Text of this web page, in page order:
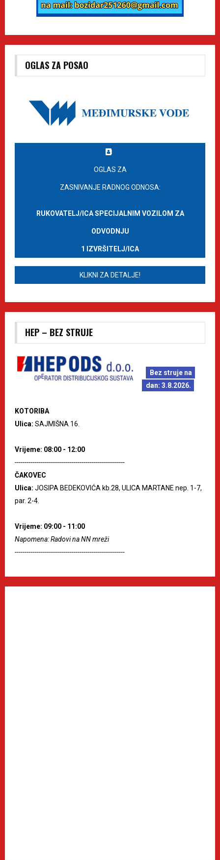
OGLAS ZA POSAO
OGLAS ZA
ZASNIVANJE RADNOG ODNOSA:
RUKOVATELJ/ICA SPECIJALNIM VOZILOM ZA
ODVODNJU
1 IZVRŠITELJ/ICA
KLIKNI ZA DETALJE!
HEP – BEZ STRUJE
Bez struje na
dan: 3.8.2026.
KOTORIBA
Ulica: SAJMIŠNA 16.
Vrijeme: 08:00 - 12:00
--------------------------------------------------------
ČAKOVEC
Ulica: JOSIPA BEDEKOVIĆA kb.28, ULICA MARTANE nep. 1-7,
par. 2-4.
Vrijeme: 09:00 - 11:00
Napomena: Radovi na NN mreži
--------------------------------------------------------